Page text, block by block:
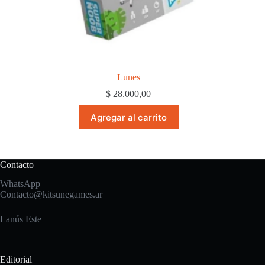
Lunes
$ 28.000,00
Agregar al carrito
Contacto
WhatsApp
Contacto@kitsunegames.ar
Lanús Este
Editorial